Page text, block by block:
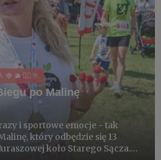
po Malinę
i sportowe emocje - tak
który odbędzie się 13
koło Starego Sącza.